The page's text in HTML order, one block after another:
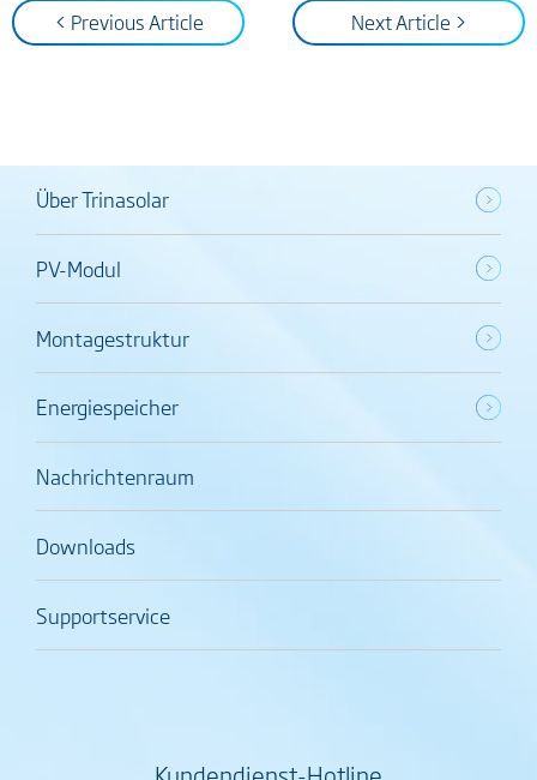
< Previous Article Next Article >
Über Trinasolar
PV-Modul
Montagestruktur
Energiespeicher
Nachrichtenraum
Downloads
Supportservice